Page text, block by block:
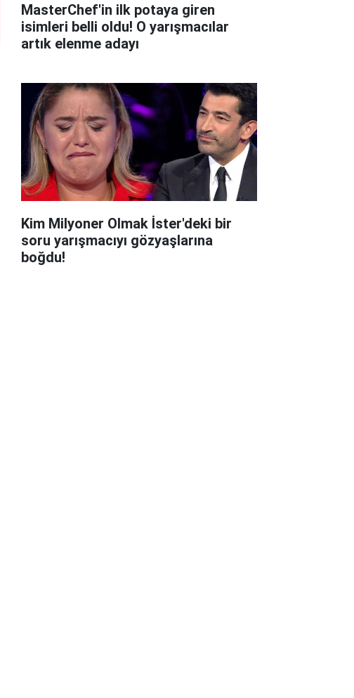
MasterChef'in ilk potaya giren
isimleri belli oldu! O yarışmacılar
artık elenme adayı
Kim Milyoner Olmak İster'deki bir
soru yarışmacıyı gözyaşlarına
boğdu!